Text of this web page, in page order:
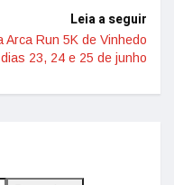
Leia a seguir
Run 5K de Vinhedo
23, 24 e 25 de junho